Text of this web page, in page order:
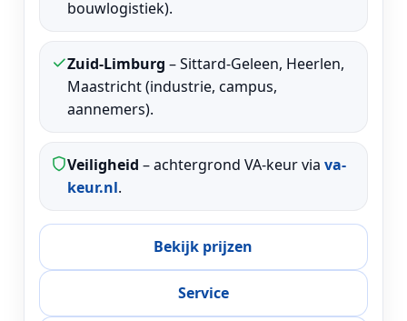
bouwlogistiek).
Zuid-Limburg – Sittard-Geleen, Heerlen,
Maastricht (industrie, campus,
aannemers).
Veiligheid – achtergrond VA-keur via va-
keur.nl.
Bekijk prijzen
Service